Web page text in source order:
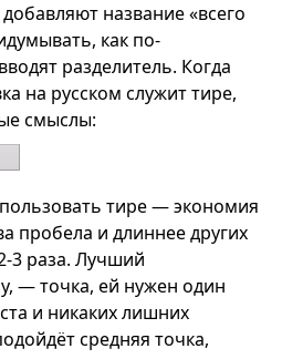
название «всего
как по-
разделитель. Когда
на русском служит тире,
смыслы:
тире — экономия
пробела и длиннее других
3 раза. Лучший
— точка, ей нужен один
и никаких лишних
средняя точка,